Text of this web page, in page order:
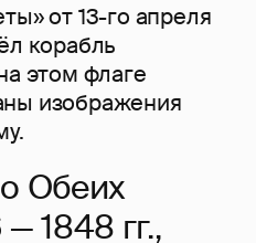
от 13-го апреля
корабль
этом флаге
изображения
Обеих
1848 гг.,